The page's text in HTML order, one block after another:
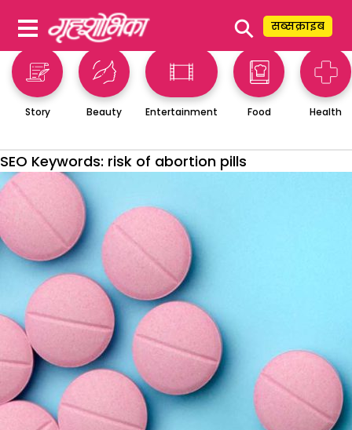
⚲ सब्सक्राइब
Story Beauty Entertainment Food Health
SEO Keywords: risk of abortion pills